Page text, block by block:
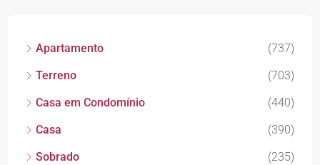
Apartamento
(737)
Terreno
(703)
Casa em Condomínio
(440)
Casa
(390)
Sobrado
(235)